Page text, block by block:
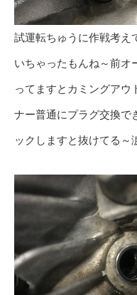
試運転ちゅうに作戦考え
いちゃったもんね～前オ
ってますとカミングアウ
ナー普通にプラグ交換で
ックしますと抜けてる～